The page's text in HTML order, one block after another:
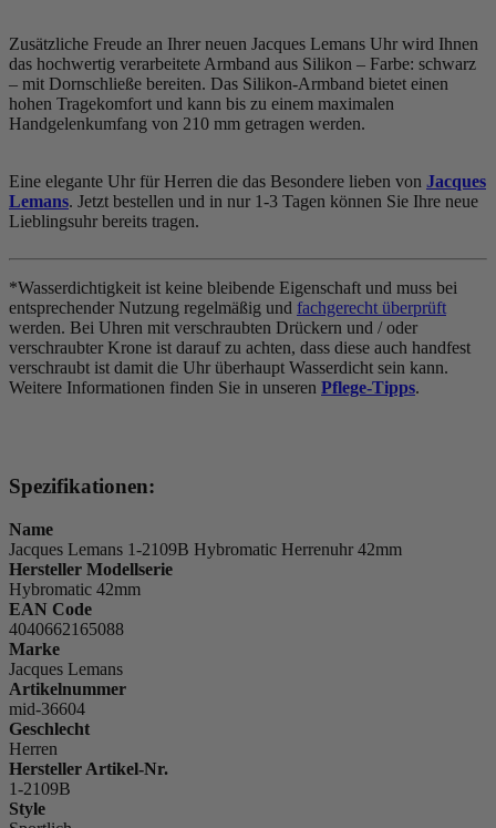
Zusätzliche Freude an Ihrer neuen Jacques Lemans Uhr wird Ihnen
das hochwertig verarbeitete Armband aus Silikon – Farbe: schwarz
– mit Dornschließe bereiten. Das Silikon-Armband bietet einen
hohen Tragekomfort und kann bis zu einem maximalen
Handgelenkumfang von 210 mm getragen werden.
Eine elegante Uhr für Herren die das Besondere lieben von Jacques
Lemans. Jetzt bestellen und in nur 1-3 Tagen können Sie Ihre neue
Lieblingsuhr bereits tragen.
*Wasserdichtigkeit ist keine bleibende Eigenschaft und muss bei
entsprechender Nutzung regelmäßig und fachgerecht überprüft
werden. Bei Uhren mit verschraubten Drückern und / oder
verschraubter Krone ist darauf zu achten, dass diese auch handfest
verschraubt ist damit die Uhr überhaupt Wasserdicht sein kann.
Weitere Informationen finden Sie in unseren Pflege-Tipps.
Spezifikationen:
Name
Jacques Lemans 1-2109B Hybromatic Herrenuhr 42mm
Hersteller Modellserie
Hybromatic 42mm
EAN Code
4040662165088
Marke
Jacques Lemans
Artikelnummer
mid-36604
Geschlecht
Herren
Hersteller Artikel-Nr.
1-2109B
Style